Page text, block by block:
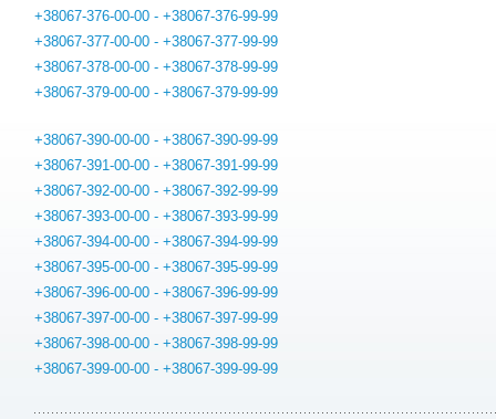
+38067-376-00-00 - +38067-376-99-99
+38067-377-00-00 - +38067-377-99-99
+38067-378-00-00 - +38067-378-99-99
+38067-379-00-00 - +38067-379-99-99
+38067-390-00-00 - +38067-390-99-99
+38067-391-00-00 - +38067-391-99-99
+38067-392-00-00 - +38067-392-99-99
+38067-393-00-00 - +38067-393-99-99
+38067-394-00-00 - +38067-394-99-99
+38067-395-00-00 - +38067-395-99-99
+38067-396-00-00 - +38067-396-99-99
+38067-397-00-00 - +38067-397-99-99
+38067-398-00-00 - +38067-398-99-99
+38067-399-00-00 - +38067-399-99-99